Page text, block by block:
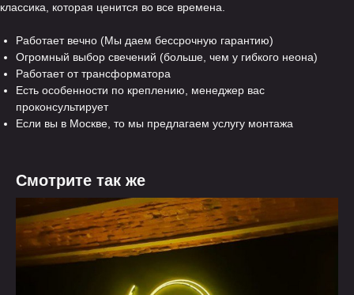
классика, которая ценится во все времена.
Работает вечно (Мы даем бессрочную гарантию)
Огромный выбор свечений (больше, чем у гибкого неона)
Работает от трансформатора
Есть особенности по креплению, менеджер вас
проконсультирует
Если вы в Москве, то мы предлагаем услугу монтажа
Смотрите так же